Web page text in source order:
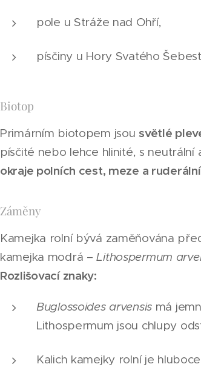
pole u Stráže nad Ohří,
písčiny u Hory Svatého
Biotop
Primárním biotopem jsousvětlé
písčité nebo lehce hlinité, s neutrální
okraje polních cest, meze a
Záměny
Kamejka rolní bývá zaměňována
kamejka modrá –Lithospermum
Rozlišovací znaky:
Buglossoides arvensis má
Lithospermum jsou chlupy
Kalich kamejky rolní je